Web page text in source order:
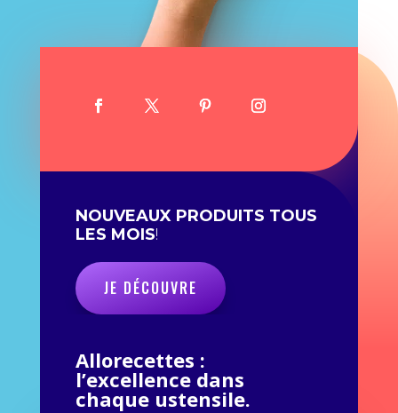
NOUVEAUX PRODUITS TOUS
LES MOIS!
JE DÉCOUVRE
Allorecettes :
l’excellence dans
chaque ustensile.